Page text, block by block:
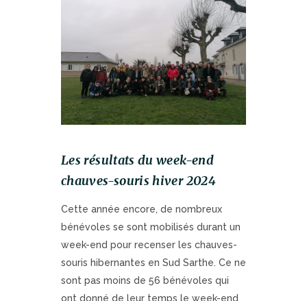
Les résultats du week-end
chauves-souris hiver 2024
Cette année encore, de nombreux
bénévoles se sont mobilisés durant un
week-end pour recenser les chauves-
souris hibernantes en Sud Sarthe. Ce ne
sont pas moins de 56 bénévoles qui
ont donné de leur temps le week-end